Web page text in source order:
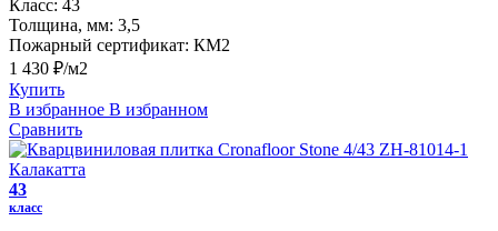
Класс: 43
Толщина, мм: 3,5
Пожарный сертификат: КМ2
1 430 ₽/м2
Купить
В избранное В избранном
Сравнить
43
класс